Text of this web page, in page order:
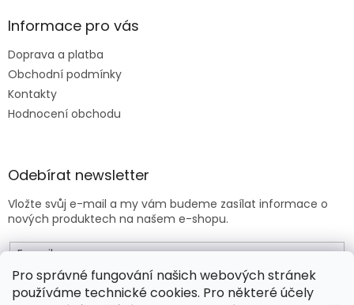
Pro správné fungování našich webových stránek
používáme technické cookies. Pro některé účely
Informace pro vás
Doprava a platba
Obchodní podmínky
Kontakty
Hodnocení obchodu
Odebírat newsletter
Vložte svůj e-mail a my vám budeme zasílat informace o
nových produktech na našem e-shopu.
E-mail